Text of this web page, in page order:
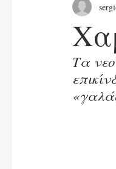
Ιστορία
Τουρκία
Ενέργεια
Τα